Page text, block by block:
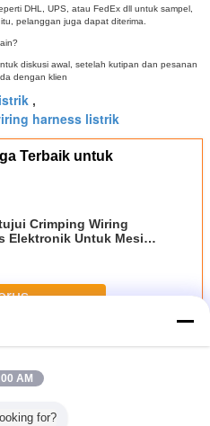
DHL, UPS, atau FedEx dll untuk sampel,
pelanggan juga dapat diterima.
diskusi awal, setelah kutipan dan pesanan
dengan klien
,
harness listrik
Terbaik untuk
Crimping Wiring
Elektronik Untuk Mesin
AM
for?